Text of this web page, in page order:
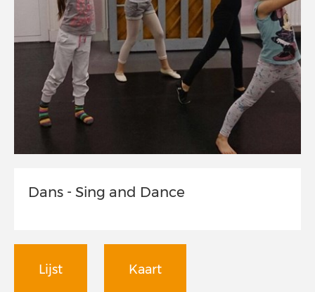
Dans - Sing and Dance
Lijst Kaart